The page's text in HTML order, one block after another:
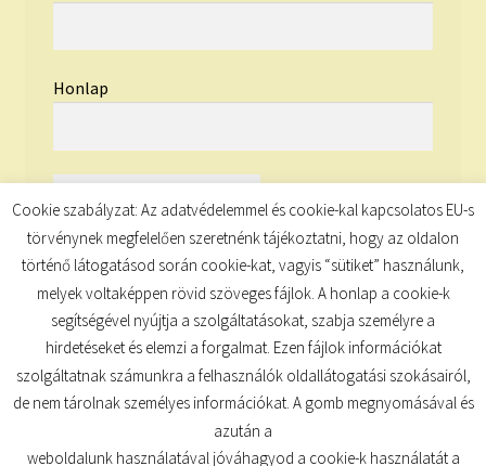
Honlap
© TUDATKULCS 2026
Cookie szabályzat: Az adatvédelemmel és cookie-kal kapcsolatos EU-s
törvénynek megfelelően szeretnénk tájékoztatni, hogy az oldalon
történő látogatásod során cookie-kat, vagyis “sütiket” használunk,
melyek voltaképpen rövid szöveges fájlok. A honlap a cookie-k
segítségével nyújtja a szolgáltatásokat, szabja személyre a
hirdetéseket és elemzi a forgalmat. Ezen fájlok információkat
szolgáltatnak számunkra a felhasználók oldallátogatási szokásairól,
de nem tárolnak személyes információkat. A gomb megnyomásával és
azután a
weboldalunk használatával jóváhagyod a cookie-k használatát a